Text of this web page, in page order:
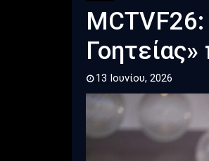
13 Ιουνίου, 2026